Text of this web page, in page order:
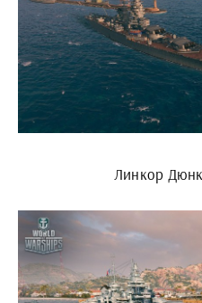
Линкор